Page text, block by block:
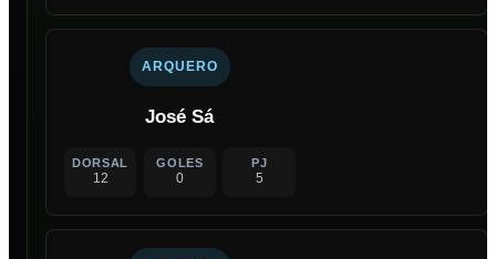
ARQUERO
José Sá
DORSAL
12
GOLES
0
PJ
5